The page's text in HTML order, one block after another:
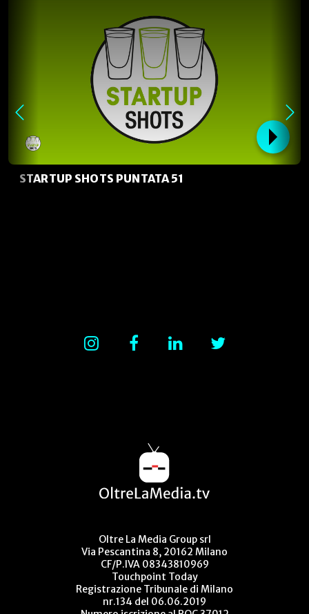
STARTUP SHOTS PUNTATA 51
Oltre La Media Group srl
Via Pescantina 8, 20162 Milano
CF/P.IVA 08343810969
Touchpoint Today
Registrazione Tribunale di Milano
nr.134 del 06.06.2019